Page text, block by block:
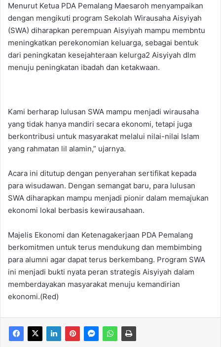
Menurut Ketua PDA Pemalang Maesaroh menyampaikan
dengan mengikuti program Sekolah Wirausaha Aisyiyah
(SWA) diharapkan perempuan Aisyiyah mampu membntu
meningkatkan perekonomian keluarga, sebagai bentuk
dari peningkatan kesejahteraan kelurga2 Aisyiyah dlm
menuju peningkatan ibadah dan ketakwaan.
Kami berharap lulusan SWA mampu menjadi wirausaha
yang tidak hanya mandiri secara ekonomi, tetapi juga
berkontribusi untuk masyarakat melalui nilai-nilai Islam
yang rahmatan lil alamin,” ujarnya.
Acara ini ditutup dengan penyerahan sertifikat kepada
para wisudawan. Dengan semangat baru, para lulusan
SWA diharapkan mampu menjadi pionir dalam memajukan
ekonomi lokal berbasis kewirausahaan.
Majelis Ekonomi dan Ketenagakerjaan PDA Pemalang
berkomitmen untuk terus mendukung dan membimbing
para alumni agar dapat terus berkembang. Program SWA
ini menjadi bukti nyata peran strategis Aisyiyah dalam
memberdayakan masyarakat menuju kemandirian
ekonomi.(Red)